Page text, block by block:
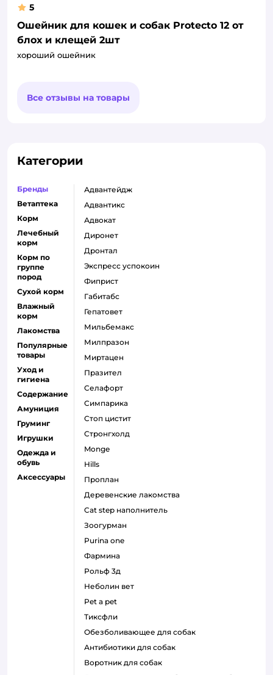
5
Ошейник для кошек и собак Protecto 12 от
блох и клещей 2шт
хороший ошейник
Все отзывы на товары
Категории
Бренды
Ветаптека
Корм
Лечебный
корм
Корм по
группе
пород
Сухой корм
Влажный
корм
Лакомства
Популярные
товары
Уход и
гигиена
Содержание
Амуниция
Груминг
Игрушки
Одежда и
обувь
Аксессуары
адвантейдж
адвантикс
адвокат
диронет
дронтал
экспресс успокоин
фиприст
габитабс
гепатовет
мильбемакс
милпразон
миртацен
празител
селафорт
симпарика
стоп цистит
стронгхолд
monge
hills
проплан
деревенские лакомства
cat step наполнитель
зоогурман
purina one
фармина
рольф 3д
неболин вет
pet a pet
тиксфли
обезболивающее для собак
антибиотики для собак
воротник для собак